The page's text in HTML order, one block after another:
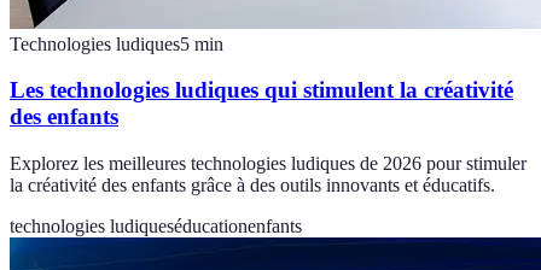
Technologies ludiques5 min
Les technologies ludiques qui stimulent la créativité
des enfants
Explorez les meilleures technologies ludiques de 2026 pour stimuler
la créativité des enfants grâce à des outils innovants et éducatifs.
technologies ludiqueséducationenfants